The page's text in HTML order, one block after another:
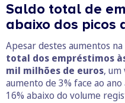
Saldo total de
abaixo dos picos
Apesar destes aumentos
total dos empréstimos
mil milhões de euros, um
aumento de 3% face ao
16% abaixo do volume